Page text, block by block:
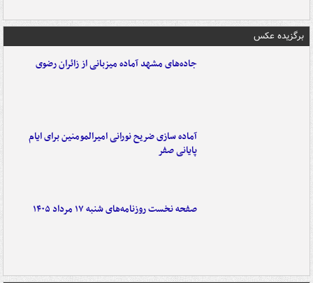
برگزیده عکس
جاده‌های مشهد آماده میزبانی از زائران رضوی
آماده سازی ضریح نورانی امیرالمومنین برای ایام
پایانی صفر
صفحه نخست روزنامه‌های شنبه ۱۷ مرداد ۱۴۰۵